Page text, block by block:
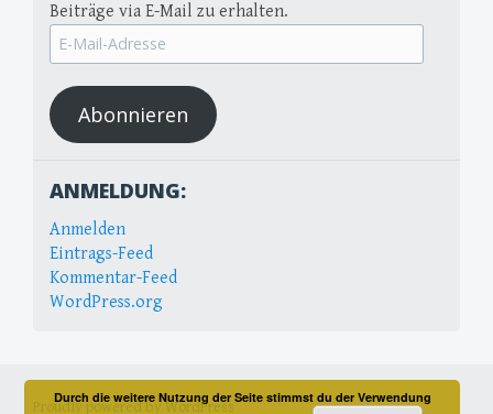
Beiträge via E-Mail zu erhalten.
E-
Mail-
Adresse
Abonnieren
ANMELDUNG:
Anmelden
Eintrags-Feed
Kommentar-Feed
WordPress.org
Proudly powered by WordPress
Durch die weitere Nutzung der Seite stimmst du der Verwendung